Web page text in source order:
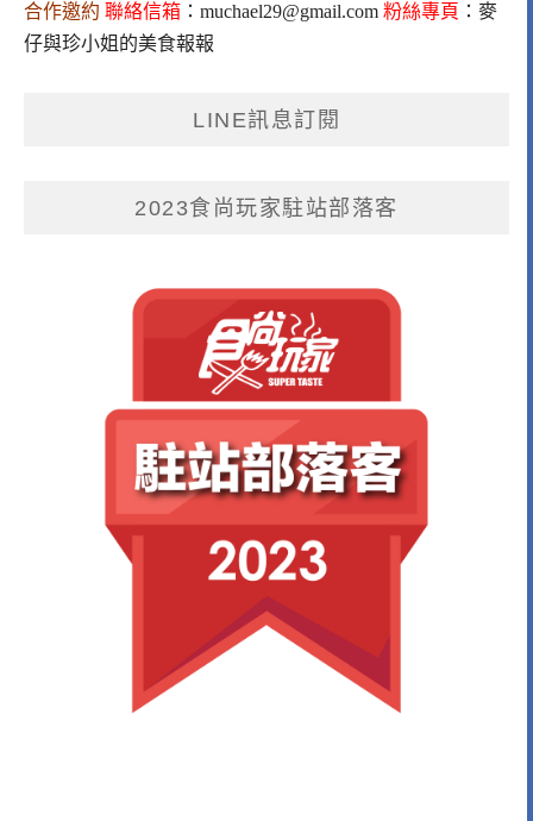
合作邀約 聯絡信箱 ： muchael29@gmail.com 粉絲專頁 ： 麥
仔與珍小姐的美食報報
LINE訊息訂閱
2023食尚玩家駐站部落客